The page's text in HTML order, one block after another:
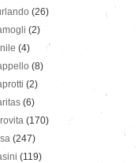
(26)
(2)
(4)
(8)
(2)
(6)
(170)
(247)
(119)